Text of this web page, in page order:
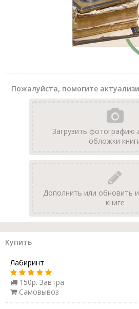
Пожалуйста, помогите
Загрузить фотографию
обложки
Дополнить или обновить
книге
Купить
Лабиринт
150р. Завтра
Самовывоз